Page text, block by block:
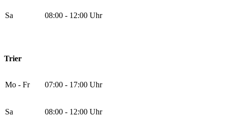
Sa 08:00 - 12:00 Uhr
Trier
Mo - Fr 07:00 - 17:00 Uhr
Sa 08:00 - 12:00 Uhr